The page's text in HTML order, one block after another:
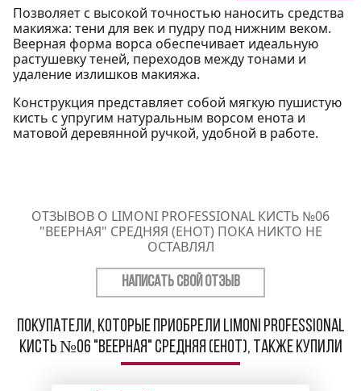
Позволяет с высокой точностью наносить средства
макияжа: тени для век и пудру под нижним веком.
Веерная форма ворса обеспечивает идеальную
растушевку теней, переходов между тонами и
удаление излишков макияжа.
Конструкция представляет собой мягкую пушистую
кисть с упругим натуральным ворсом енота и
матовой деревянной ручкой, удобной в работе.
ОТЗЫВОВ О LIMONI PROFESSIONAL КИСТЬ №06
"ВЕЕРНАЯ" СРЕДНЯЯ (ЕНОТ) ПОКА НИКТО НЕ
ОСТАВЛЯЛ
НАПИСАТЬ СВОЙ ОТЗЫВ
Покупатели, которые приобрели Limoni Professional
Кисть №06 "Веерная" средняя (енот), также купили